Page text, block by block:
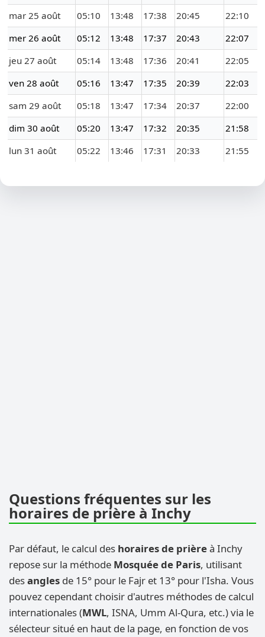
mar 25 août
05:10 13:48 17:38 20:45
22:10
mer 26 août
05:12 13:48 17:37 20:43
22:07
jeu 27 août
05:14 13:48 17:36 20:41
22:05
ven 28 août
05:16 13:47 17:35 20:39
22:03
sam 29 août
05:18 13:47 17:34 20:37
22:00
dim 30 août
05:20 13:47 17:32 20:35
21:58
lun 31 août
05:22 13:46 17:31 20:33 21:55
Questions fréquentes sur les
horaires de prière à Inchy
Par défaut, le calcul des horaires de prièreà Inchy
repose sur la méthode Mosquée de Paris, utilisant
desangles de 15° pour le Fajr et 13° pour l'Isha. Vous
pouvez cependant choisir d'autres méthodes de calcul
internationales (MWL, ISNA, Umm Al-Qura, etc.) via le
sélecteur situé en haut de la page, en fonction de vos